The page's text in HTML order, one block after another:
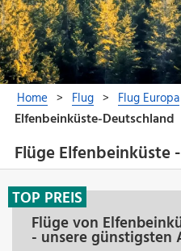
Flüge Elfenbeinküste
Flüge von
- unsere günstigsten
TOP PREIS